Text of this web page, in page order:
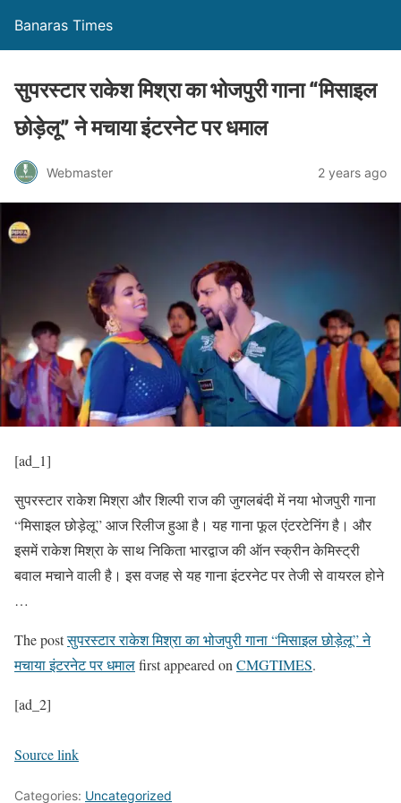
Banaras Times
सुपरस्टार राकेश मिश्रा का भोजपुरी गाना “मिसाइल
छोड़ेलू” ने मचाया इंटरनेट पर धमाल
Webmaster 2 years ago
[ad_1]
सुपरस्टार राकेश मिश्रा और शिल्पी राज की जुगलबंदी में नया भोजपुरी गाना
“मिसाइल छोड़ेलू” आज रिलीज हुआ है। यह गाना फूल एंटरटेनिंग है। और
इसमें राकेश मिश्रा के साथ निकिता भारद्वाज की ऑन स्क्रीन केमिस्ट्री
बवाल मचाने वाली है। इस वजह से यह गाना इंटरनेट पर तेजी से वायरल होने
…
The postसुपरस्टार राकेश मिश्रा का भोजपुरी गाना “मिसाइल छोड़ेलू” ने
मचाया इंटरनेट पर धमालfirst appeared on CMGTIMES.
[ad_2]
Source link
Categories: Uncategorized